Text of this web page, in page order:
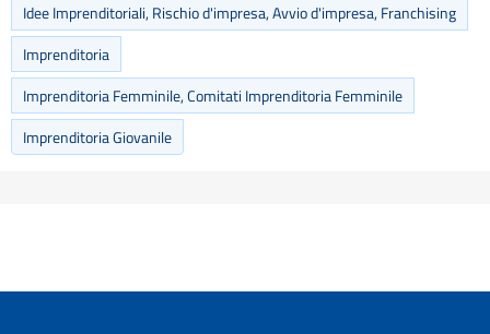
Idee Imprenditoriali, Rischio d'impresa, Avvio d'impresa, Franchising
Imprenditoria
Imprenditoria Femminile, Comitati Imprenditoria Femminile
Imprenditoria Giovanile